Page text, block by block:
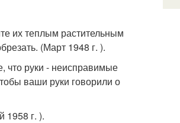
их теплым растительным
(Март 1948 г. ).
что руки - неисправимые
ваши руки говорили о
1958 г. ).